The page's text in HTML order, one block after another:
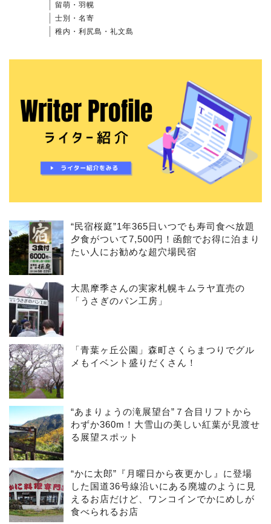
留萌・羽幌
士別・名寄
稚内・利尻島・礼文島
“民宿桜庭”1年365日いつでも寿司食べ放題
夕食がついて7,500円！函館でお得に泊まり
たい人にお勧めな超穴場民宿
大黒摩季さんの実家札幌キムラヤ直売の
「うさぎのパン工房」
「青葉ヶ丘公園」森町さくらまつりでグル
メもイベント盛りだくさん！
“あまりょうの滝展望台”７合目リフトから
わずか360m！大雪山の美しい紅葉が見渡せ
る展望スポット
“かに太郎”『月曜日から夜更かし』に登場
した国道36号線沿いにある廃墟のように見
えるお店だけど、ワンコインでかにめしが
食べられるお店